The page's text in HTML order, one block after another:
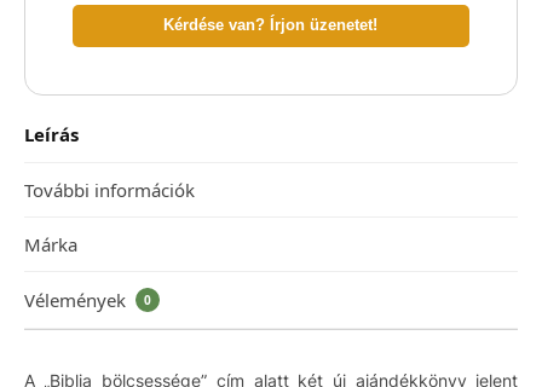
Kérdése van? Írjon üzenetet!
Leírás
További információk
Márka
Vélemények 0
A „Biblia bölcsessége” cím alatt két új ajándékkönyv jelent